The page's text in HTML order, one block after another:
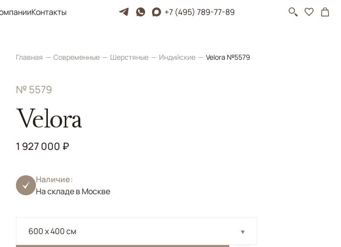
Контакты +7 (495) 789-77-89
Главная Современные Шерстяные Индийские Velora №5579
№ 5579
Velora
1 927 000 ₽
Наличие:
На складе в Москве
600 x 400 см